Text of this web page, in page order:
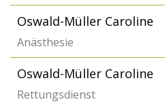
Oswald-Müller Caroline
Anästhesie
Oswald-Müller Caroline
Rettungsdienst